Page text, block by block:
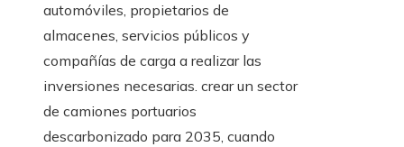
automóviles, propietarios de
almacenes, servicios públicos y
compañías de carga a realizar las
inversiones necesarias. crear un sector
de camiones portuarios
descarbonizado para 2035, cuando